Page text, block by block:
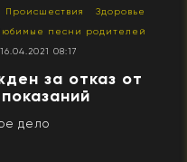
Происшествия
Здоровье
песни родителей
08:17
за отказ от
дело